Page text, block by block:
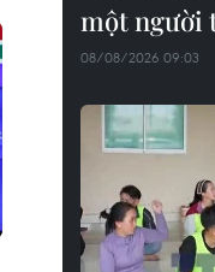
một người
08/08/2026 09:03